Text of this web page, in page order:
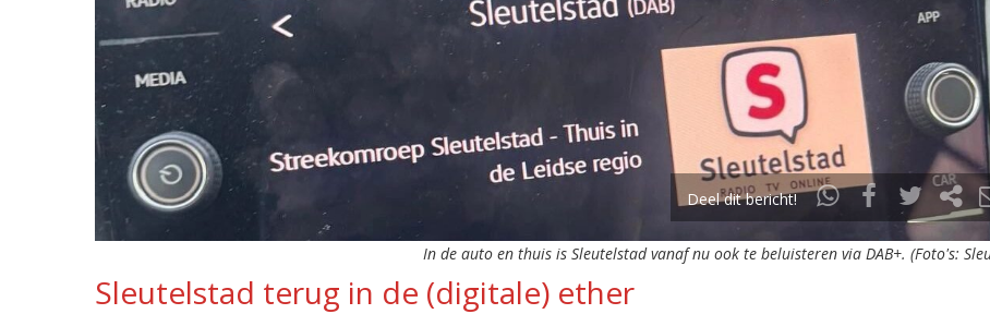
Deel dit bericht!
In de auto en thuis is Sleutelstad vanaf nu ook te beluisteren via DAB+. (Foto's:
Sleutelstad terug in de (digitale) ether